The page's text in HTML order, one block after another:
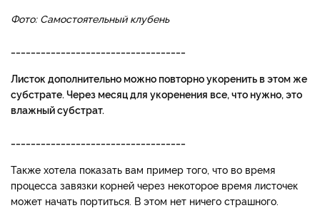
Фото: Самостоятельный клубень
Листок дополнительно можно повторно укоренить в этом же
субстрате. Через месяц для укоренения все, что нужно, это
влажный субстрат.
Также хотела показать вам пример того, что во время
процесса завязки корней через некоторое время листочек
может начать портиться. В этом нет ничего страшного.